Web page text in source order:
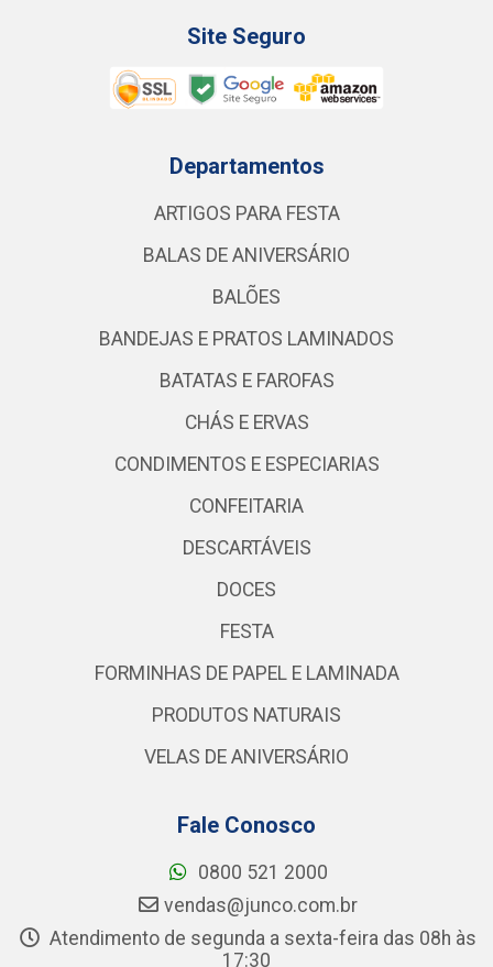
Site Seguro
Departamentos
ARTIGOS PARA FESTA
BALAS DE ANIVERSÁRIO
BALÕES
BANDEJAS E PRATOS LAMINADOS
BATATAS E FAROFAS
CHÁS E ERVAS
CONDIMENTOS E ESPECIARIAS
CONFEITARIA
DESCARTÁVEIS
DOCES
FESTA
FORMINHAS DE PAPEL E LAMINADA
PRODUTOS NATURAIS
VELAS DE ANIVERSÁRIO
Fale Conosco
0800 521 2000
vendas@junco.com.br
Atendimento de segunda a sexta-feira das 08h às
17:30